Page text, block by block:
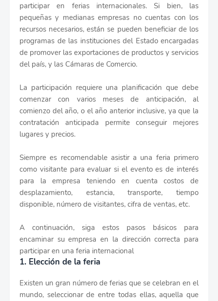
participar en ferias internacionales. Si bien, las
pequeñas y medianas empresas no cuentas con los
recursos necesarios, están se pueden beneficiar de los
programas de las instituciones del Estado encargadas
de promover las exportaciones de productos y servicios
del país, y las Cámaras de Comercio.
La participación requiere una planificación que debe
comenzar con varios meses de anticipación, al
comienzo del año, o el año anterior inclusive, ya que la
contratación anticipada permite conseguir mejores
lugares y precios.
Siempre es recomendable asistir a una feria primero
como visitante para evaluar si el evento es de interés
para la empresa teniendo en cuenta costos de
desplazamiento, estancia, transporte, tiempo
disponible, número de visitantes, cifra de ventas, etc.
A continuación, siga estos pasos básicos para
encaminar su empresa en la dirección correcta para
participar en una feria internacional
1. Elección de la feria
Existen un gran número de ferias que se celebran en el
mundo, seleccionar de entre todas ellas, aquella que